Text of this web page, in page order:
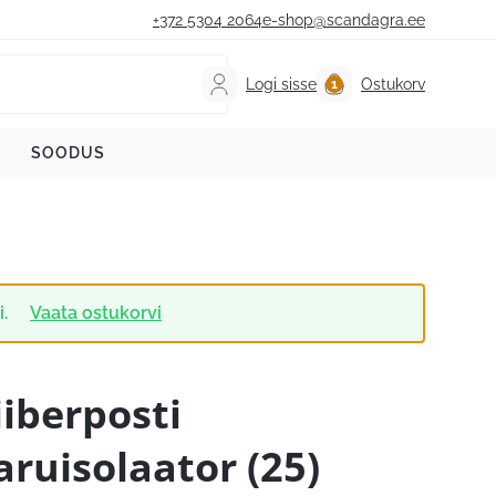
+372 5304 2064e-shop@scandagra.ee
Logi sisse Ostukorv
SOODUS
Vaata ostukorvi
(25)